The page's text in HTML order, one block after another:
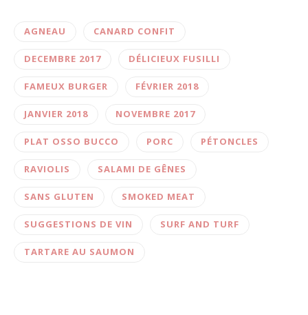
AGNEAU CANARD CONFIT
DECEMBRE 2017 DÉLICIEUX FUSILLI
FAMEUX BURGER FÉVRIER 2018
JANVIER 2018 NOVEMBRE 2017
PLAT OSSO BUCCO PORC PÉTONCLES
RAVIOLIS SALAMI DE GÊNES
SANS GLUTEN SMOKED MEAT
SUGGESTIONS DE VIN SURF AND TURF
TARTARE AU SAUMON